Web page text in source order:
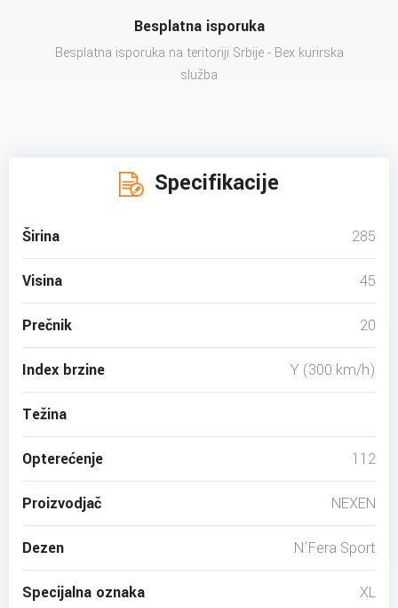
Besplatna isporuka
Besplatna isporuka na teritoriji Srbije - Bex kurirska
služba
Specifikacije
Širina 285
Visina 45
Prečnik 20
Index brzine Y (300 km/h)
Težina
Opterećenje 112
Proizvodjač NEXEN
Dezen N'Fera Sport
Specijalna oznaka XL